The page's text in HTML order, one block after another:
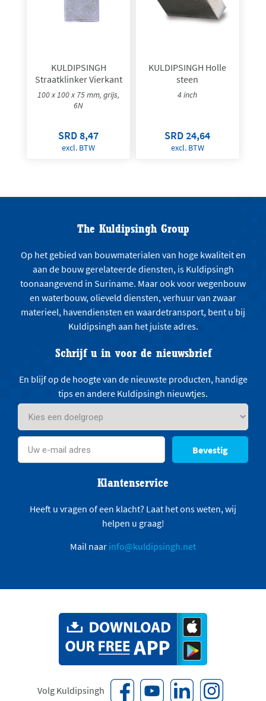
KULDIPSINGH
Straatklinker Vierkant
100 x 100 x 75 mm, grijs,
6N
SRD 8,47
excl. BTW
KULDIPSINGH Holle
steen
4 inch
SRD 24,64
excl. BTW
The Kuldipsingh Group
Op het gebied van bouwmaterialen van hoge kwaliteit en
aan de bouw gerelateerde diensten, is Kuldipsingh
toonaangevend in Suriname. Maar ook voor wegenbouw
en waterbouw, olieveld diensten, verhuur van zwaar
materieel, havendiensten en waardetransport, bent u bij
Kuldipsingh aan het juiste adres.
Schrijf u in voor de nieuwsbrief
En blijf op de hoogte van de nieuwste producten, handige
tips en andere Kuldipsingh nieuwtjes.
Bevestig
Klantenservice
Heeft u vragen of een klacht? Laat het ons weten, wij
helpen u graag!
Mail naar info@kuldipsingh.net
Volg Kuldipsingh